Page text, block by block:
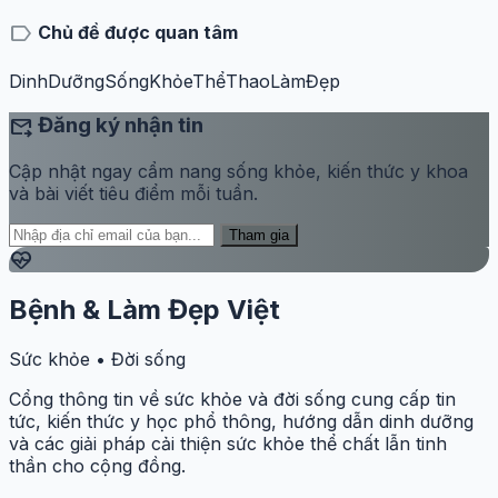
label Chủ đề được quan tâm
DinhDưỡngSốngKhỏeThểThaoLàmĐẹp
forward_to_inbox Đăng ký nhận tin
Cập nhật ngay cẩm nang sống khỏe, kiến thức y khoa
và bài viết tiêu điểm mỗi tuần.
Tham gia
ecg_heart
Bệnh & Làm Đẹp Việt
Sức khỏe • Đời sống
Cổng thông tin về sức khỏe và đời sống cung cấp tin
tức, kiến thức y học phổ thông, hướng dẫn dinh dưỡng
và các giải pháp cải thiện sức khỏe thể chất lẫn tinh
thần cho cộng đồng.